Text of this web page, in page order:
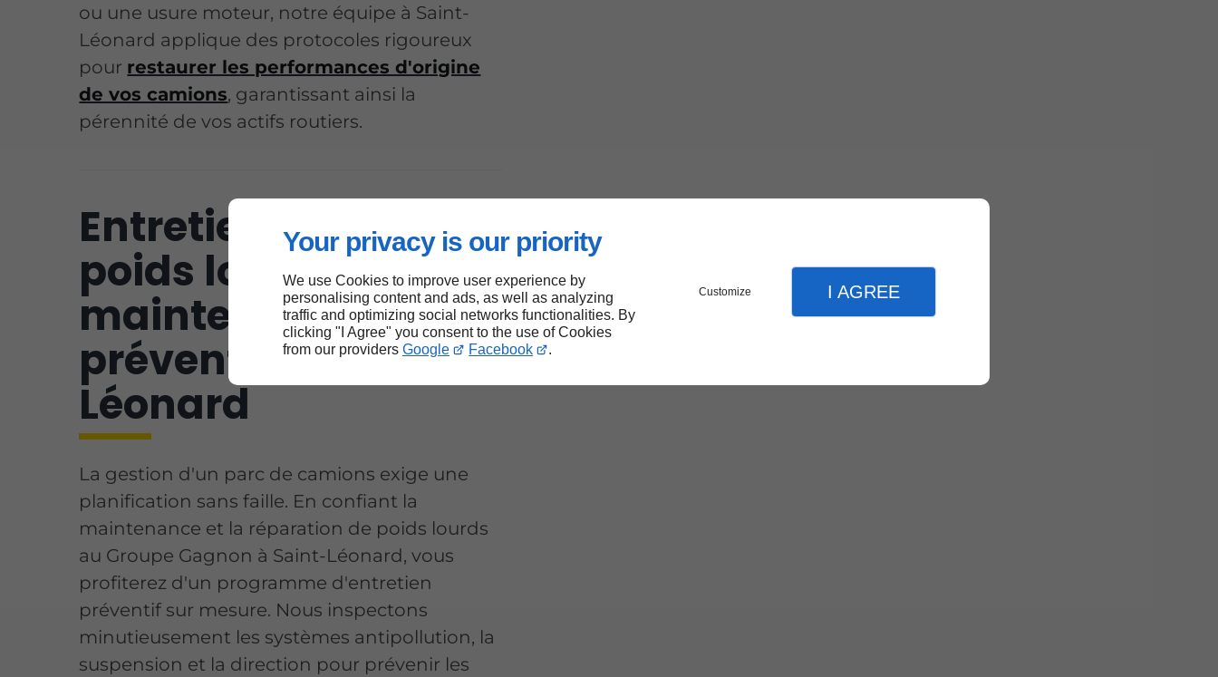
Your privacy is our priority
We use Cookies to improve user experience by
personalising content and ads, as well as analyzing
traffic and optimizing social networks functionalities. By
clicking "I Agree" you consent to the use of Cookies
from our providers Google Facebook .
Customize I AGREE
ou une usure moteur, notre équipe à Saint-
Léonard applique des protocoles rigoureux
pour restaurer les performances d'origine
de vos camions, garantissant ainsi la
pérennité de vos actifs routiers.
Entretien de flotte
poids lourds et
maintenance
préventive à Saint-
Léonard
La gestion d'un parc de camions exige une
planification sans faille. En confiant la
maintenance et la réparation de poids lourds
au Groupe Gagnon à Saint-Léonard, vous
profiterez d'un programme d'entretien
préventif sur mesure. Nous inspectons
minutieusement les systèmes antipollution, la
suspension et la direction pour prévenir les